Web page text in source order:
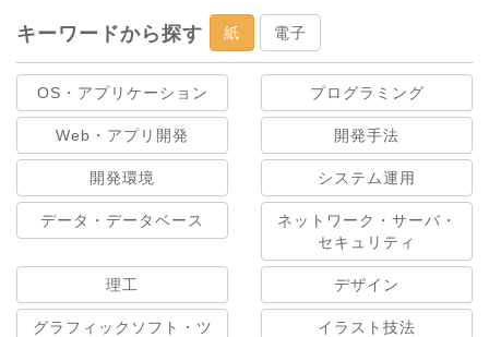
キーワードから探す 紙 電子
OS・アプリケーション プログラミング
Web・アプリ開発 開発手法
開発環境 システム運用
データ・データベース
ネットワーク・サーバ・
セキュリティ
理工 デザイン
グラフィックソフト・ツ
イラスト技法